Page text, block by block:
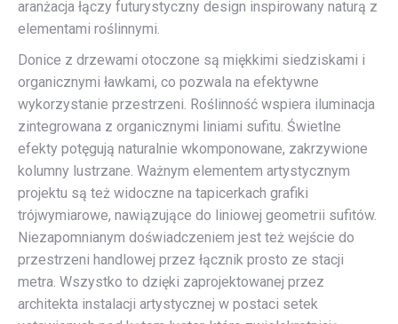
aranżacja łączy futurystyczny design inspirowany naturą z
elementami roślinnymi.
Donice z drzewami otoczone są miękkimi siedziskami i
organicznymi ławkami, co pozwala na efektywne
wykorzystanie przestrzeni. Roślinność wspiera iluminacja
zintegrowana z organicznymi liniami sufitu. Świetlne
efekty potęgują naturalnie wkomponowane, zakrzywione
kolumny lustrzane. Ważnym elementem artystycznym
projektu są też widoczne na tapicerkach grafiki
trójwymiarowe, nawiązujące do liniowej geometrii sufitów.
Niezapomnianym doświadczeniem jest też wejście do
przestrzeni handlowej przez łącznik prosto ze stacji
metra. Wszystko to dzięki zaprojektowanej przez
architekta instalacji artystycznej w postaci setek